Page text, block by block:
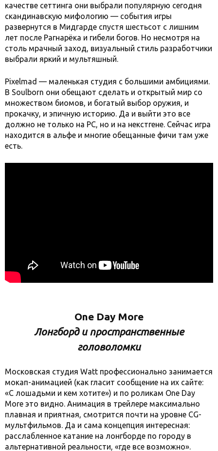
качестве сеттинга они выбрали популярную сегодня
скандинавскую мифологию — события игры
развернутся в Мидгарде спустя шестьсот с лишним
лет после Рагнарёка и гибели богов. Но несмотря на
столь мрачный заход, визуальный стиль разработчики
выбрали яркий и мультяшный.
Pixelmad — маленькая студия с большими амбициями.
В Soulborn они обещают сделать и открытый мир со
множеством биомов, и богатый выбор оружия, и
прокачку, и эпичную историю. Да и выйти это все
должно не только на PC, но и на некстгене. Сейчас игра
находится в альфе и многие обещанные фичи там уже
есть.
One Day More
Лонгборд и пространственные
головоломки
Московская студия Watt профессионально занимается
мокап-анимацией (как гласит сообщение на их сайте:
«С лошадьми и кем хотите») и по роликам One Day
More это видно. Анимация в трейлере максимально
плавная и приятная, смотрится почти на уровне CG-
мультфильмов. Да и сама концепция интересная:
расслабленное катание на лонгборде по городу в
альтернативной реальности, «где все возможно».